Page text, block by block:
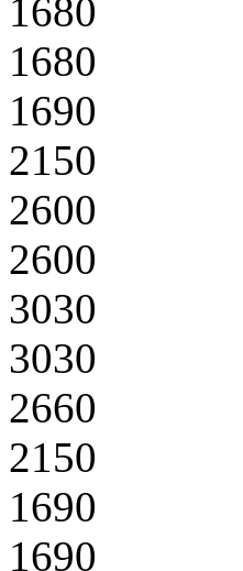
1680
1680
1690
2150
2600
2600
3030
3030
2660
2150
1690
1690